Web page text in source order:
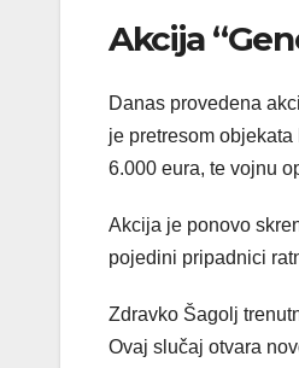
Akcija
Danas provedena
je pretresom
6.000 eura, te vojnu
Akcija je ponovo
pojedini pripadnici
Zdravko Šagolj
Ovaj slučaj otvara